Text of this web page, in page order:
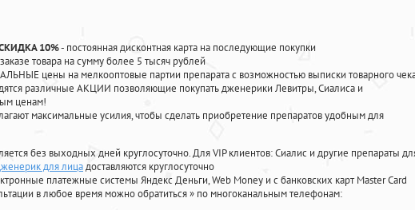
10%- постоянная дисконтная карта на последующие покупки
товара на сумму более 5 тысяч рублей
цены на мелкооптовые партии препарата с возможностью выписки товарного
различные АКЦИИ позволяющие покупать дженерики Левитры, Сиалиса и
ценам!
максимальные усилия, чтобы сделать приобретение препаратов удобным для
без выходных дней круглосуточно. Для VIP клиентов: Сиалис и другие препараты
для лицадоставляются круглосуточно
платежные системы Яндекс Деньги, Web Money и с банковских карт Master Card
в любое время можно обратиться» по многоканальным телефонам: